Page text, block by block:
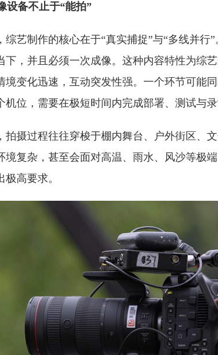
设备不止于“能拍”
综艺制作的核心在于“真实捕捉”与“多线并行
下，并且必须一次成像。这种内容特性为综
境变化迅速，互动突发性强。一个环节可能
位，需要在极短时间内完成部署、测试与录
拍摄过程往往穿梭于棚内舞台、户外街区、
境复杂，甚至会面对高温、雨水、风沙等极
高要求。